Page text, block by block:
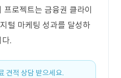
로젝트는 금융권 클라이
털 마케팅 성과를 달성하
.
견적 상담 받으세요.